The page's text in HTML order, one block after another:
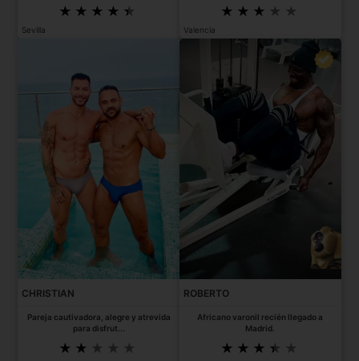
Sevilla Valencia
CHRISTIAN
Pareja cautivadora, alegre y atrevida
para disfrut...
ROBERTO
Africano varonil recién llegado a
Madrid.